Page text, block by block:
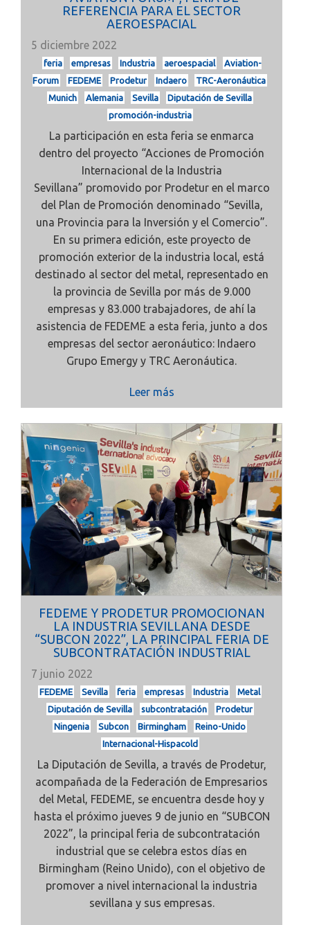
REFERENCIA PARA EL SECTOR
AEROESPACIAL
5 diciembre 2022
feria empresas Industria aeroespacial
Aviation-
Forum
FEDEME Prodetur Indaero
TRC-Aeronáutica
Munich
Alemania Sevilla
Diputación de Sevilla
promoción-industria
La participación en esta feria se enmarca
dentro del proyecto “Acciones de Promoción
Internacional de la Industria
Sevillana” promovido por Prodetur en el marco
del Plan de Promoción denominado “Sevilla,
una Provincia para la Inversión y el Comercio”.
En su primera edición, este proyecto de
promoción exterior de la industria local, está
destinado al sector del metal, representado en
la provincia de Sevilla por más de 9.000
empresas y 83.000 trabajadores, de ahí la
asistencia de FEDEME a esta feria, junto a dos
empresas del sector aeronáutico: Indaero
Grupo Emergy y TRC Aeronáutica.
Leer más
FEDEME Y PRODETUR PROMOCIONAN
LA INDUSTRIA SEVILLANA DESDE
“SUBCON 2022”, LA PRINCIPAL FERIA DE
SUBCONTRATACIÓN INDUSTRIAL
7 junio 2022
FEDEME Sevilla feria empresas Industria
Metal
Diputación de Sevilla
subcontratación
Prodetur
Ningenia
Subcon Birmingham
Reino-Unido
Internacional-Hispacold
La Diputación de Sevilla, a través de Prodetur,
acompañada de la Federación de Empresarios
del Metal, FEDEME, se encuentra desde hoy y
hasta el próximo jueves 9 de junio en “SUBCON
2022”, la principal feria de subcontratación
industrial que se celebra estos días en
Birmingham (Reino Unido), con el objetivo de
promover a nivel internacional la industria
sevillana y sus empresas.